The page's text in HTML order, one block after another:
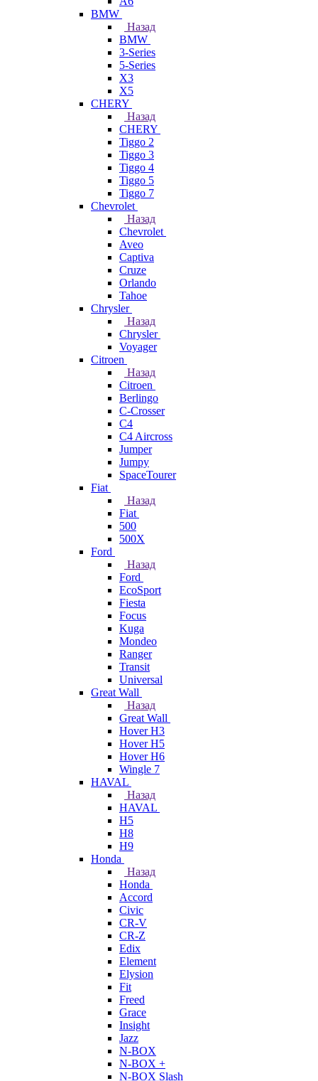
BMW
Назад
BMW
3-Series
5-Series
X3
X5
CHERY
Назад
CHERY
Tiggo 2
Tiggo 3
Tiggo 4
Tiggo 5
Tiggo 7
Chevrolet
Назад
Chevrolet
Aveo
Captiva
Cruze
Orlando
Tahoe
Chrysler
Назад
Chrysler
Voyager
Citroen
Назад
Citroen
Berlingo
C-Crosser
C4
C4 Aircross
Jumper
Jumpy
SpaceTourer
Fiat
Назад
Fiat
500
500X
Ford
Назад
Ford
EcoSport
Fiesta
Focus
Kuga
Mondeo
Ranger
Transit
Universal
Great Wall
Назад
Great Wall
Hover H3
Hover H5
Hover H6
Wingle 7
HAVAL
Назад
HAVAL
H5
H8
H9
Honda
Назад
Honda
Accord
Civic
CR-V
CR-Z
Edix
Element
Elysion
Fit
Freed
Grace
Insight
Jazz
N-BOX
N-BOX +
N-BOX Slash